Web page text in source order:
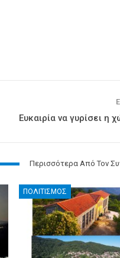
Ευκαιρία να γυρίσει η
Περισσότερα Από Τον
ΠΟΛΙΤΙΣΜΟΣ